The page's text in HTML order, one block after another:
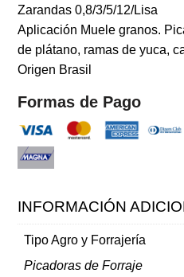
Zarandas 0,8/3/5/12/Lisa
Aplicación Muele granos.
de plátano, ramas de yuca,
Origen Brasil
Formas de Pago
INFORMACIÓN
Tipo Agro y Forrajería
Picadoras de Forraje